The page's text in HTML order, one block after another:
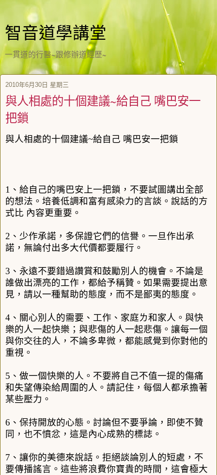
智音道學講堂
一貫道的行醫~跟修辦道經歷~
2010年6月30日 星期三
與人相處的十個建議~給自己 嘴巴安一
把鎖
與人相處的十個建議~給自己 嘴巴安一把鎖
1 、給自己的嘴巴安上一把鎖，不要試圖講出全部
的想法。培養低調和富有感染力的言談。說話的方
式比 內容更重要。
2 、少作承諾，多保證它們的信譽。一旦作出承
諾，無論付出多大代價都要履行。
3 、永遠不要錯過讚賞和鼓勵別人的機會。不論是
誰做出漂亮的工作，都給予稱贊。如果需要提出意
見，請以一種幫助的態度，而不是鄙夷的態度。
4 、關心別人的需要、工作、家庭ㄌ和家人。與快
樂的人一起快樂；與悲傷的人一起悲傷。讓每一個
與你交往的人，不論多卑微，都能感覺到你對他的
重視。
5 、做一個快樂的人。不要將自己不值一提的傷痛
和失望傳染給周圍的人。請記住，每個人都承擔著
某些壓力。
6 、保持開放的心態。討論但不要爭論，即使不贊
同，也不憤忿，這是內心成熟的標誌。
7 、讓你的美德來說話。拒絕談論別人的短處，不
要傳播謠言。這些將浪費你寶貴的時間，這會極大